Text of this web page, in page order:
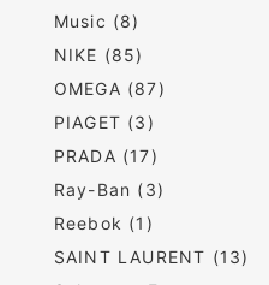
Music (8)
NIKE (85)
OMEGA (87)
PIAGET (3)
PRADA (17)
Ray-Ban (3)
Reebok (1)
SAINT LAURENT (13)